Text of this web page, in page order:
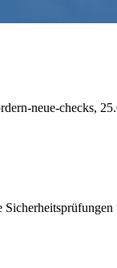
neue-checks,